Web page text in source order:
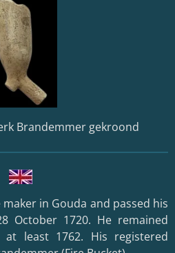
Brandemmer gekroond
maker in Gouda and passed his
October 1720. He remained
least 1762. His registered